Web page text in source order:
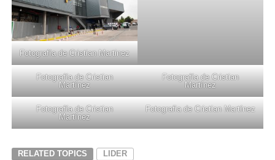
Fotografía de Cristian Martinez
Fotografía de Cristian
Martínez
Fotografía de Cristian
Martínez
Fotografía de Cristian
Martínez
Fotografia de Cristian Martínez
RELATED TOPICS LIDER